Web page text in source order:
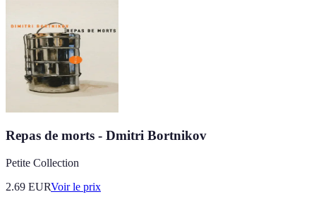
Repas de morts - Dmitri Bortnikov
Petite Collection
2.69 EURVoir le prix